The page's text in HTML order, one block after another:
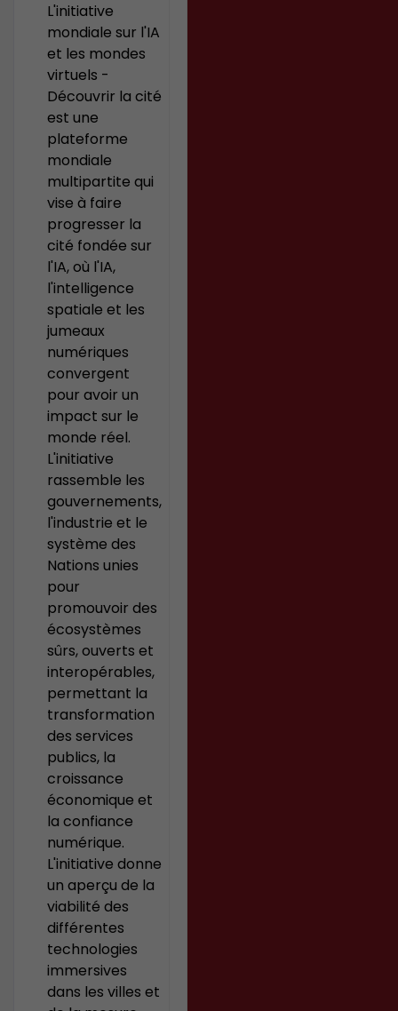
L'initiative
mondiale sur l'IA
et les mondes
virtuels -
Découvrir la cité
est une
plateforme
mondiale
multipartite qui
vise à faire
progresser la
cité fondée sur
l'IA, où l'IA,
l'intelligence
spatiale et les
jumeaux
numériques
convergent
pour avoir un
impact sur le
monde réel.
L'initiative
rassemble les
gouvernements,
l'industrie et le
système des
Nations unies
pour
promouvoir des
écosystèmes
sûrs, ouverts et
interopérables,
permettant la
transformation
des services
publics, la
croissance
économique et
la confiance
numérique.
L'initiative donne
un aperçu de la
viabilité des
différentes
technologies
immersives
dans les villes et